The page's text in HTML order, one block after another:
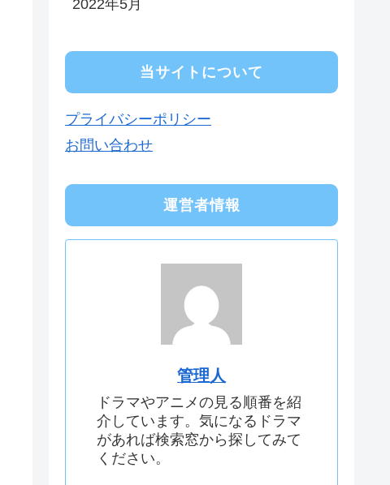
2022年5月
当サイトについて
プライバシーポリシー
お問い合わせ
運営者情報
管理人
ドラマやアニメの見る順番を紹
介しています。気になるドラマ
があれば検索窓から探してみて
ください。